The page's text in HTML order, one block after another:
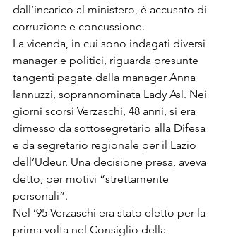
dall’incarico al ministero, è accusato di
corruzione e concussione.
La vicenda, in cui sono indagati diversi
manager e politici, riguarda presunte
tangenti pagate dalla manager Anna
Iannuzzi, soprannominata Lady Asl. Nei
giorni scorsi Verzaschi, 48 anni, si era
dimesso da sottosegretario alla Difesa
e da segretario regionale per il Lazio
dell’Udeur. Una decisione presa, aveva
detto, per motivi “strettamente
personali”.
Nel ’95 Verzaschi era stato eletto per la
prima volta nel Consiglio della